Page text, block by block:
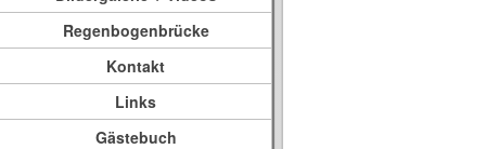
Regenbogenbrücke
Kontakt
Links
Gästebuch